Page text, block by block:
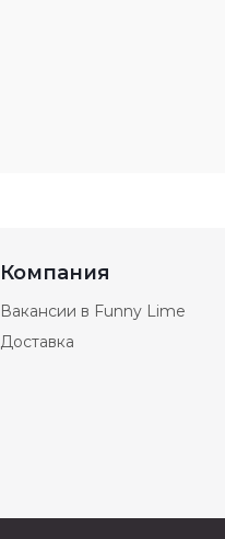
Компания
Вакансии в Funny Lime
Доставка